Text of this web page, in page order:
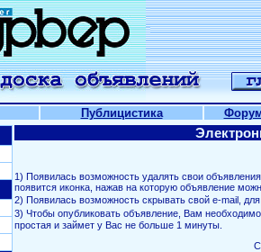
Публицистика
1) Появилась возможность удалять свои
появится иконка, нажав на которую объявление
2) Появилась возможность скрывать свой е-mail,
3) Чтобы опубликовать объявление, Вам
простая и займет у Вас не больше 1 минуты.